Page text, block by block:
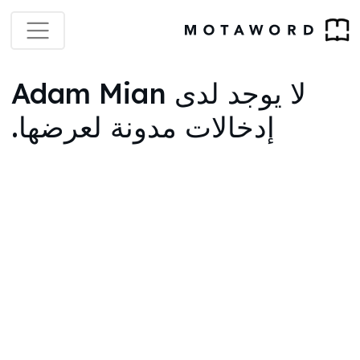
لا يوجد لدى Adam Mian
إدخالات مدونة لعرضها.